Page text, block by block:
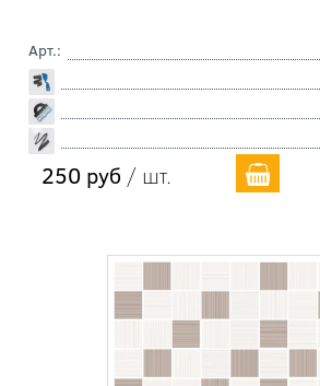
Арт.:
250 руб / шт.